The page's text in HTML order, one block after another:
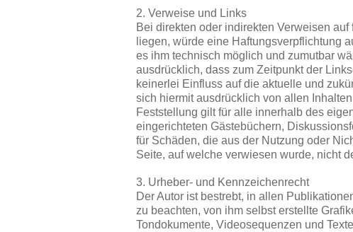
2. Verweise und Links
Bei direkten oder indirekten Verweisen
liegen, würde eine Haftungsverpflichtung
es ihm technisch möglich und zumutbar
ausdrücklich, dass zum Zeitpunkt der
keinerlei Einfluss auf die aktuelle und
sich hiermit ausdrücklich von allen
Feststellung gilt für alle innerhalb des
eingerichteten Gästebüchern,
für Schäden, die aus der Nutzung oder
Seite, auf welche verwiesen wurde, nicht
3. Urheber- und Kennzeichenrecht
Der Autor ist bestrebt, in allen
zu beachten, von ihm selbst erstellte
Tondokumente, Videosequenzen und